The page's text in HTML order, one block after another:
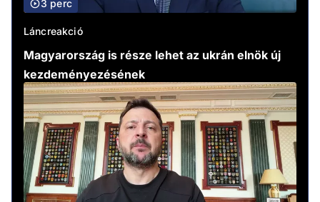
3 perc
Láncreakció
Magyarország is része lehet az ukrán elnök új
kezdeményezésének